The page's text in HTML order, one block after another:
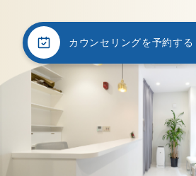
カウンセリングを予約する